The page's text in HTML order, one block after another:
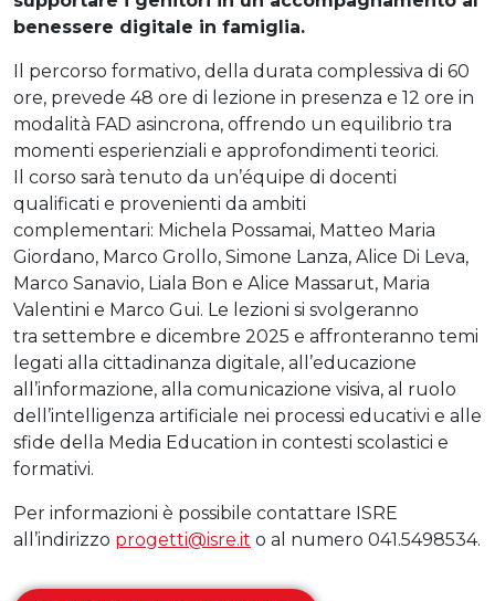
benessere digitale in famiglia.
Il percorso formativo, della durata complessiva di 60
ore, prevede 48 ore di lezione in presenza e 12 ore in
modalità FAD asincrona, offrendo un equilibrio tra
momenti esperienziali e approfondimenti teorici.
Il corso sarà tenuto da un’équipe di docenti
qualificati e provenienti da ambiti
complementari: Michela Possamai, Matteo Maria
Giordano, Marco Grollo, Simone Lanza, Alice Di Leva,
Marco Sanavio, Liala Bon e Alice Massarut, Maria
Valentini e Marco Gui. Le lezioni si svolgeranno
tra settembre e dicembre 2025 e affronteranno temi
legati alla cittadinanza digitale, all’educazione
all’informazione, alla comunicazione visiva, al ruolo
dell’intelligenza artificiale nei processi educativi e alle
sfide della Media Education in contesti scolastici e
formativi.
Per informazioni è possibile contattare ISRE
all’indirizzo progetti@isre.it o al numero 041.5498534.